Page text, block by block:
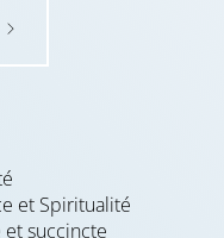
et Spiritualité
succincte